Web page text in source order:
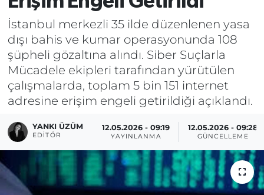
İstanbul merkezli 35 ilde düzenlenen yasa
dışı bahis ve kumar operasyonunda 108
şüpheli gözaltına alındı. Siber Suçlarla
Mücadele ekipleri tarafından yürütülen
çalışmalarda, toplam 5 bin 151 internet
adresine erişim engeli getirildiği açıklandı.
YANKI ÜZÜM
EDITÖR
12.05.2026 - 09:19
YAYINLANMA
12.05.2026 - 09:28
GÜNCELLEME